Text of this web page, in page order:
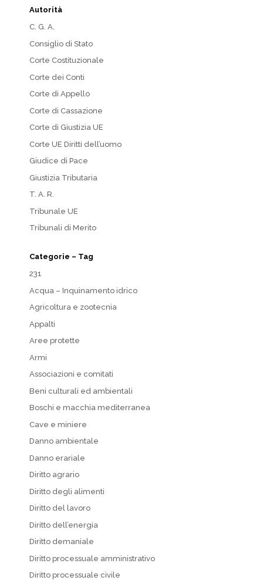
Autorità
C. G. A.
Consiglio di Stato
Corte Costituzionale
Corte dei Conti
Corte di Appello
Corte di Cassazione
Corte di Giustizia UE
Corte UE Diritti dell’uomo
Giudice di Pace
Giustizia Tributaria
T. A. R.
Tribunale UE
Tribunali di Merito
Categorie – Tag
231
Acqua – Inquinamento idrico
Agricoltura e zootecnia
Appalti
Aree protette
Armi
Associazioni e comitati
Beni culturali ed ambientali
Boschi e macchia mediterranea
Cave e miniere
Danno ambientale
Danno erariale
Diritto agrario
Diritto degli alimenti
Diritto del lavoro
Diritto dell’energia
Diritto demaniale
Diritto processuale amministrativo
Diritto processuale civile